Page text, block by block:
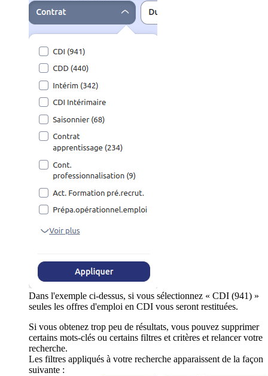
Dans l'exemple ci-dessus, si vous sélectionnez « CDI (941) »
seules les offres d'emploi en CDI vous seront restituées.
Si vous obtenez trop peu de résultats, vous pouvez supprimer
certains mots-clés ou certains filtres et critères et relancer votre
recherche.
Les filtres appliqués à votre recherche apparaissent de la façon
suivante :